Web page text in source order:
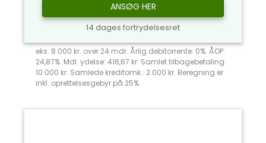
ANSØG HER
14 dages fortrydelsesret
eks: 8.000 kr. over 24 mdr. Årlig debitorrente: 0%. ÅOP:
24,87%. Mdl. ydelse: 416,67 kr. Samlet tilbagebetaling:
10.000 kr. Samlede kreditomk.: 2.000 kr. Beregning er
inkl. oprettelsesgebyr på 25%